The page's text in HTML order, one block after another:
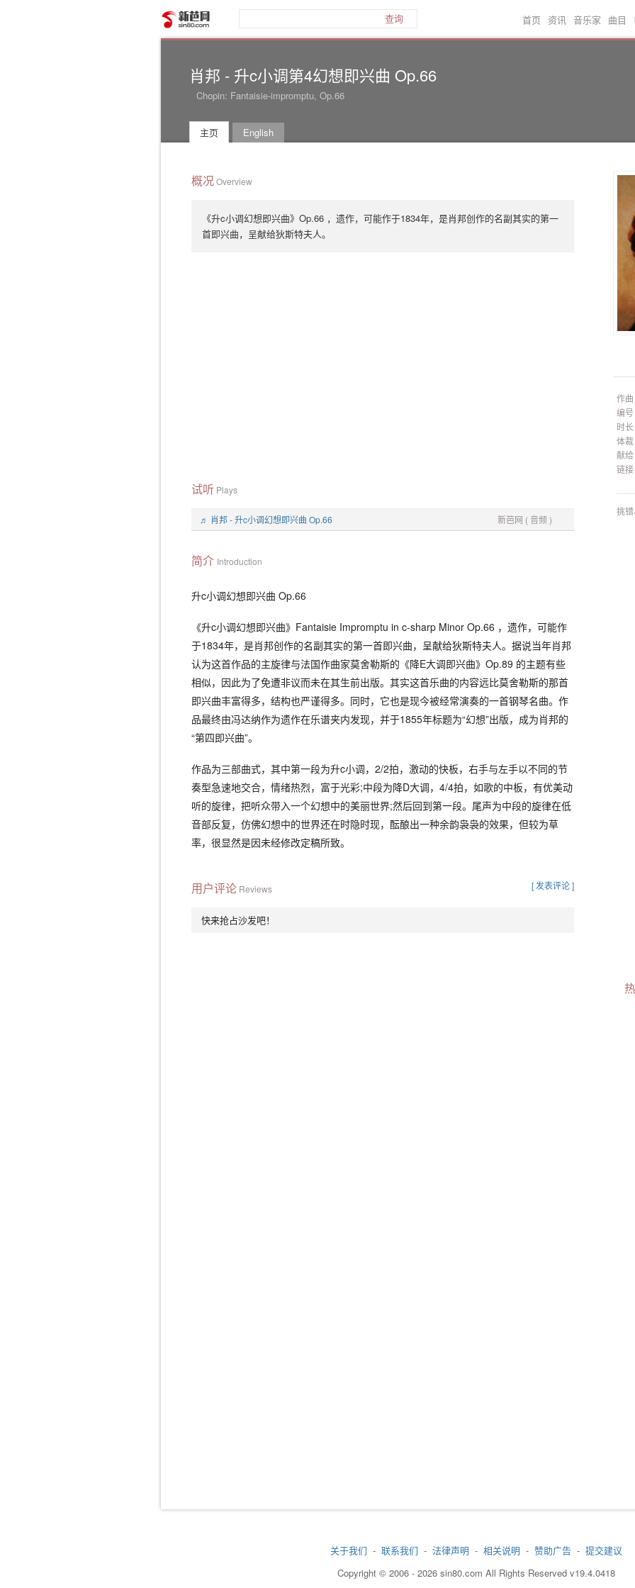
查询 首页 资讯 音乐家 曲目
肖邦 - 升c小调第4幻想即兴曲 Op.66
Chopin: Fantaisie-impromptu, Op.66
主页 English
概况Overview
《升c小调幻想即兴曲》Op.66 ，遗作，可能作于1834年，是肖邦创作的名副其实的第一
首即兴曲，呈献给狄斯特夫人。
试听 Plays
♬ 肖邦 - 升c小调幻想即兴曲 Op.66 新芭网 ( 音频 )
简介 Introduction
升c小调幻想即兴曲 Op.66
《升c小调幻想即兴曲》Fantaisie Impromptu in c-sharp Minor Op.66 ，遗作，可能作
于1834年，是肖邦创作的名副其实的第一首即兴曲，呈献给狄斯特夫人。据说当年肖邦
认为这首作品的主旋律与法国作曲家莫舍勒斯的《降E大调即兴曲》Op.89 的主题有些
相似，因此为了免遭非议而未在其生前出版。其实这首乐曲的内容远比莫舍勒斯的那首
即兴曲丰富得多，结构也严谨得多。同时，它也是现今被经常演奏的一首钢琴名曲。作
品最终由冯达纳作为遗作在乐谱夹内发现，并于1855年标题为“幻想”出版，成为肖邦的
“第四即兴曲”。
作品为三部曲式，其中第一段为升c小调，2/2拍，激动的快板，右手与左手以不同的节
奏型急速地交合，情绪热烈，富于光彩;中段为降D大调，4/4拍，如歌的中板，有优美动
听的旋律，把听众带入一个幻想中的美丽世界;然后回到第一段。尾声为中段的旋律在低
音部反复，仿佛幻想中的世界还在时隐时现，酝酿出一种余韵袅袅的效果，但较为草
率，很显然是因未经修改定稿所致。
用户评论 Reviews [ 发表评论 ]
快来抢占沙发吧！
作曲
编号
时长
体裁
献给
链接
挑错
关于我们 - 联系我们 - 法律声明 - 相关说明 - 赞助广告 - 提交建议
Copyright © 2006 - 2026 sin80.com All Rights Reserved v19.4.0418